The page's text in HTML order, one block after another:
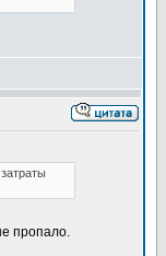
пропало.